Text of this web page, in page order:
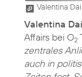
Valentina
Valentina
Affairs bei O2
zentrales
auch in